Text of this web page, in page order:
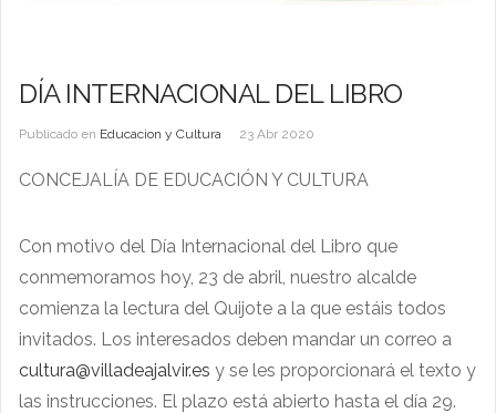
DÍA INTERNACIONAL DEL LIBRO
Publicado en Educacion y Cultura 23 Abr 2020
CONCEJALÍA DE EDUCACIÓN Y CULTURA
Con motivo del Día Internacional del Libro que
conmemoramos hoy, 23 de abril, nuestro alcalde
comienza la lectura del Quijote a la que estáis todos
invitados. Los interesados deben mandar un correo a
cultura@villadeajalvir.es y se les proporcionará el texto y
las instrucciones. El plazo está abierto hasta el día 29.